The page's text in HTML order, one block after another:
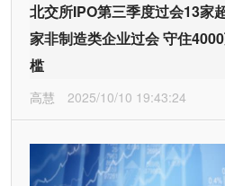
北交所IPO第三季度过会13家
家非制造类企业过会 守住
槛
高慧 2025/10/10 19:43:24